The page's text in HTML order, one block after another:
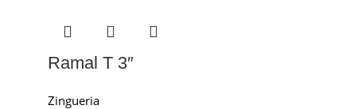
Ramal T 3″
Zingueria